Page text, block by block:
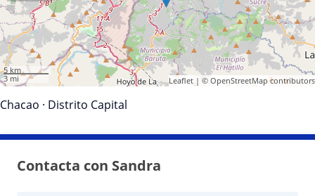
5 km
3 mi
Leaflet| © OpenStreetMapcontributors
Chacao · Distrito Capital
Contacta con Sandra